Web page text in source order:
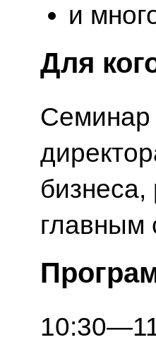
и
Для
Семинар
главным